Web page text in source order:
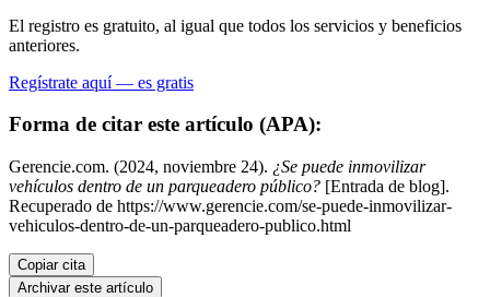
El registro es gratuito, al igual que todos los servicios y beneficios
anteriores.
Regístrate aquí — es gratis
Forma de citar este artículo (APA):
Gerencie.com. (2024, noviembre 24). ¿Se puede inmovilizar
vehículos dentro de un parqueadero público? [Entrada de blog].
Recuperado de https://www.gerencie.com/se-puede-inmovilizar-
vehiculos-dentro-de-un-parqueadero-publico.html
Copiar cita
Archivar este artículo